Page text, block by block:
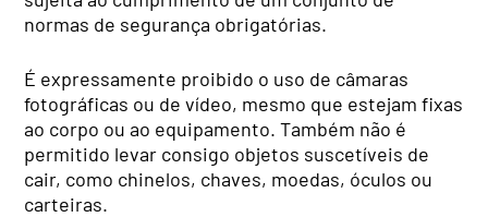
normas de segurança obrigatórias.
É expressamente proibido o uso de câmaras
fotográficas ou de vídeo, mesmo que estejam fixas
ao corpo ou ao equipamento. Também não é
permitido levar consigo objetos suscetíveis de
cair, como chinelos, chaves, moedas, óculos ou
carteiras.